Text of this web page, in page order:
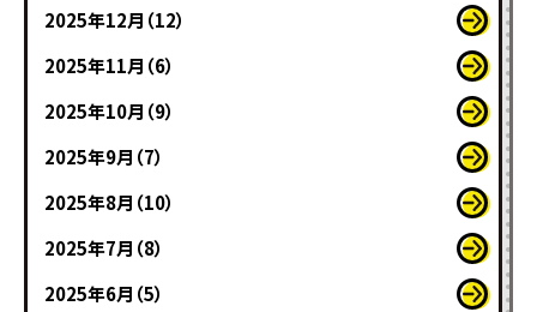
2025年12月（12）
2025年11月（6）
2025年10月（9）
2025年9月（7）
2025年8月（10）
2025年7月（8）
2025年6月（5）